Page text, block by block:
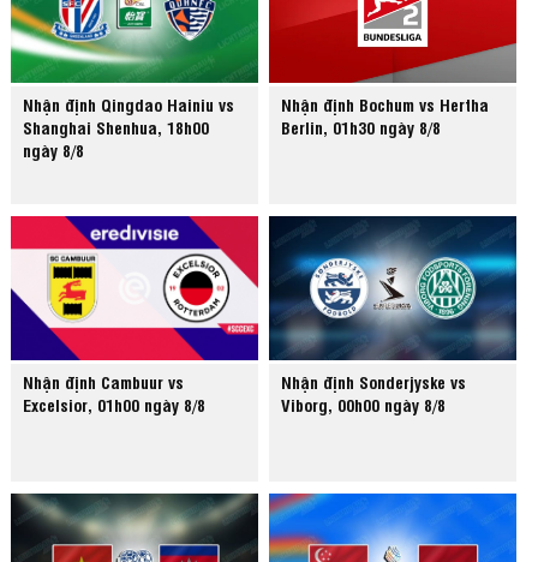
Nhận định Qingdao Hainiu vs
Shanghai Shenhua, 18h00
ngày 8/8
Nhận định Bochum vs Hertha
Berlin, 01h30 ngày 8/8
Nhận định Cambuur vs
Excelsior, 01h00 ngày 8/8
Nhận định Sonderjyske vs
Viborg, 00h00 ngày 8/8